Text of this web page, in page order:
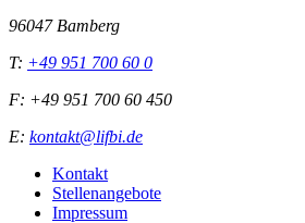
96047 Bamberg
T: +49 951 700 60 0
F: +49 951 700 60 450
E: kontakt@lifbi.de
Kontakt
Stellenangebote
Impressum